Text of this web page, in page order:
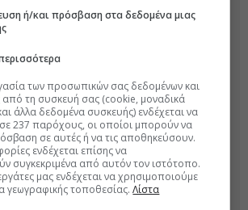
ή/και πρόσβαση στα δεδομένα μιας
των προσωπικών σας δεδομένων και
από τη συσκευή σας (cookie, μοναδικά
άλλα δεδομένα συσκευής) ενδέχεται να
237 παρόχους, οι οποίοι μπορούν να
σε αυτές ή να τις αποθηκεύσουν.
ενδέχεται επίσης να
συγκεκριμένα από αυτόν τον ιστότοπο.
μας ενδέχεται να χρησιμοποιούμε
γεωγραφικής τοποθεσίας.Λίστα